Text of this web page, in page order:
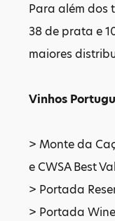
Para além dos
38 de prata e
maiores
Vinhos
> Monte da
e CWSA Best
> Portada
> Portada